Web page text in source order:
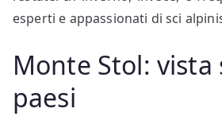
esperti e appassionati di sci
Monte Stol: vista
paesi